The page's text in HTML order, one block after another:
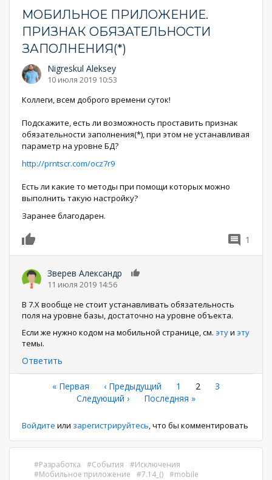
МОБИЛЬНОЕ ПРИЛОЖЕНИЕ.
ПРИЗНАК ОБЯЗАТЕЛЬНОСТИ
ЗАПОЛНЕНИЯ(*)
Nigreskul Aleksey
10 июля 2019 10:53
Коллеги, всем доброго времени суток!
Подскажите, есть ли возможность проставить признак
обязательности заполнения(*), при этом не устанавливая
параметр на уровне БД?
http://prntscr.com/ocz7r9
Есть ли какие то методы при помощи которых можно
выполнить такую настройку?
Заранее благодарен.
1
Зверев Александр
11 июля 2019 14:56
В 7.Х вообще не стоит устанавливать обязательность
поля на уровне базы, достаточно на уровне объекта.
Если же нужно кодом на мобильной странице, см. этуи эту
темы.
Ответить
Нумерация
страниц
Первая
страница
« Первая ←
‹ Предыдущий Страница
1
Текущая
2 Страница
3
Следующая
Следующий ›
Последняя
Последняя »
Войдите или зарегистрируйтесь, что бы комментировать
Разработка События
Исключения
Мобильное приложение
7.14_() mobile